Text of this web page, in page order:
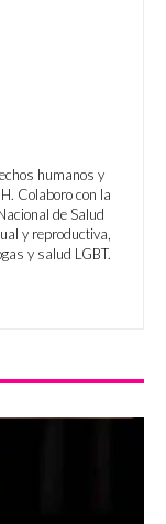
humanos y
Colaboro con la
de Salud
y reproductiva,
y salud LGBT.